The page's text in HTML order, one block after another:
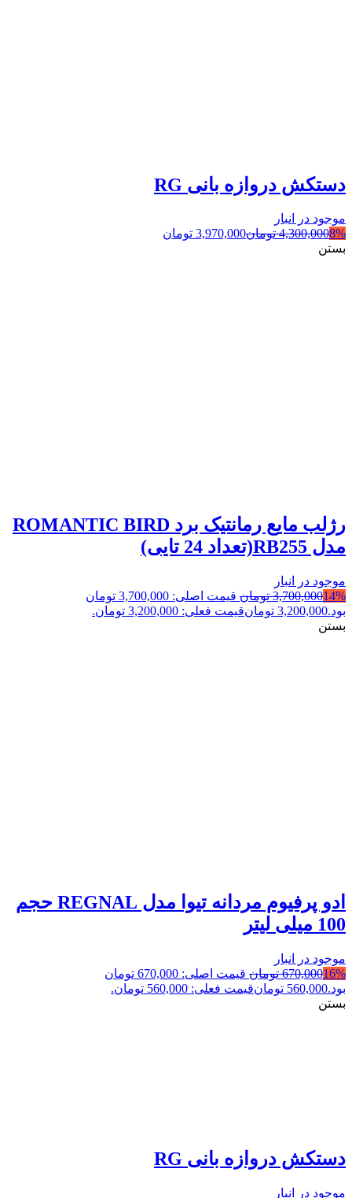
دستکش دروازه بانی RG
موجود در انبار
8%
4,300,000 تومان3,970,000 تومان
بستن
رژلب مایع رمانتیک برد ROMANTIC BIRD
مدل RB255(تعداد 24 تایی)
موجود در انبار
14%
3,700,000 تومان
قیمت اصلی: 3,700,000 تومان
بود.3,200,000 تومانقیمت فعلی: 3,200,000 تومان.
بستن
ادو پرفیوم مردانه تیوا مدل REGNAL حجم
100 میلی لیتر
موجود در انبار
16%
670,000 تومان
قیمت اصلی: 670,000 تومان
بود.560,000 تومانقیمت فعلی: 560,000 تومان.
بستن
دستکش دروازه بانی RG
موجود در انبار